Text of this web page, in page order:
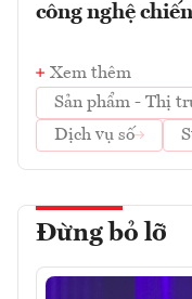
công nghệ
Xem thêm
Sản phẩm - Thị
Dịch vụ số
Đừng bỏ lỡ